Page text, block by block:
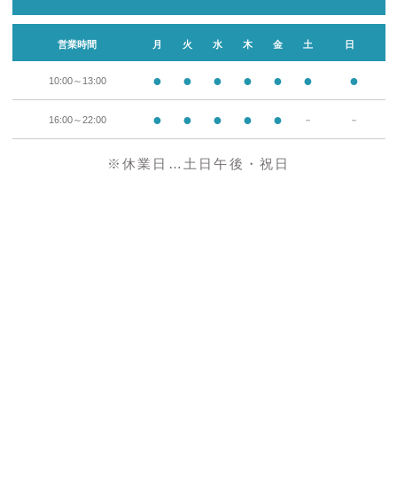
営業時間 月 火 水 木 金 土 日
10:00～13:00 ● ● ● ● ● ● ●
16:00～22:00 ● ● ● ● ● － －
※休業日…土日午後・祝日